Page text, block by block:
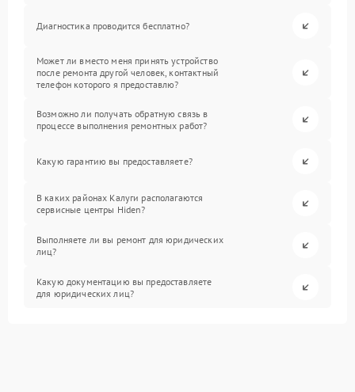
Диагностика проводится бесплатно?
Может ли вместо меня принять устройство
после ремонта другой человек, контактный
телефон которого я предоставлю?
Возможно ли получать обратную связь в
процессе выполнения ремонтных работ?
Какую гарантию вы предоставляете?
В каких районах Калуги располагаются
сервисные центры Hiden?
Выполняете ли вы ремонт для юридических
лиц?
Какую документацию вы предоставляете
для юридических лиц?